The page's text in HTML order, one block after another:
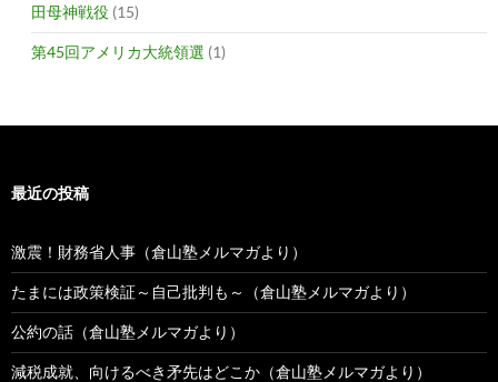
田母神戦役 (15)
第45回アメリカ大統領選 (1)
最近の投稿
激震！財務省人事（倉山塾メルマガより）
たまには政策検証～自己批判も～（倉山塾メルマガより）
公約の話（倉山塾メルマガより）
減税成就、向けるべき矛先はどこか（倉山塾メルマガより）